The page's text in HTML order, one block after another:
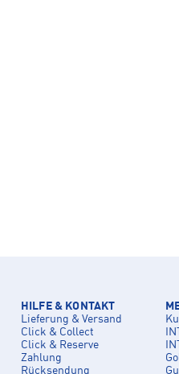
HILFE & KONTAKT
Lieferung & Versand
Click & Collect
Click & Reserve
Zahlung
Rücksendung